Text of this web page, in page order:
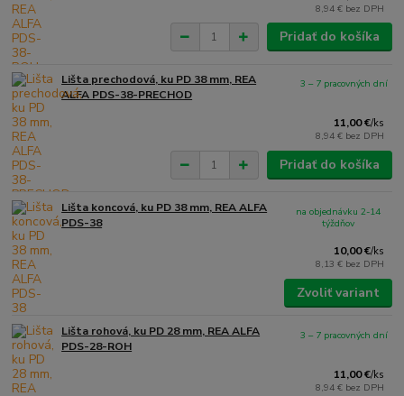
8,94 € bez DPH
Pridať do košíka
Lišta prechodová, ku PD 38 mm, REA
ALFA PDS-38-PRECHOD
11,00 €/ks
8,94 € bez DPH
3 – 7 pracovných dní
Pridať do košíka
Lišta koncová, ku PD 38 mm, REA ALFA
PDS-38
10,00 €/ks
8,13 € bez DPH
na objednávku 2-14
týždňov
Zvoliť variant
Lišta rohová, ku PD 28 mm, REA ALFA
PDS-28-ROH
11,00 €/ks
8,94 € bez DPH
3 – 7 pracovných dní